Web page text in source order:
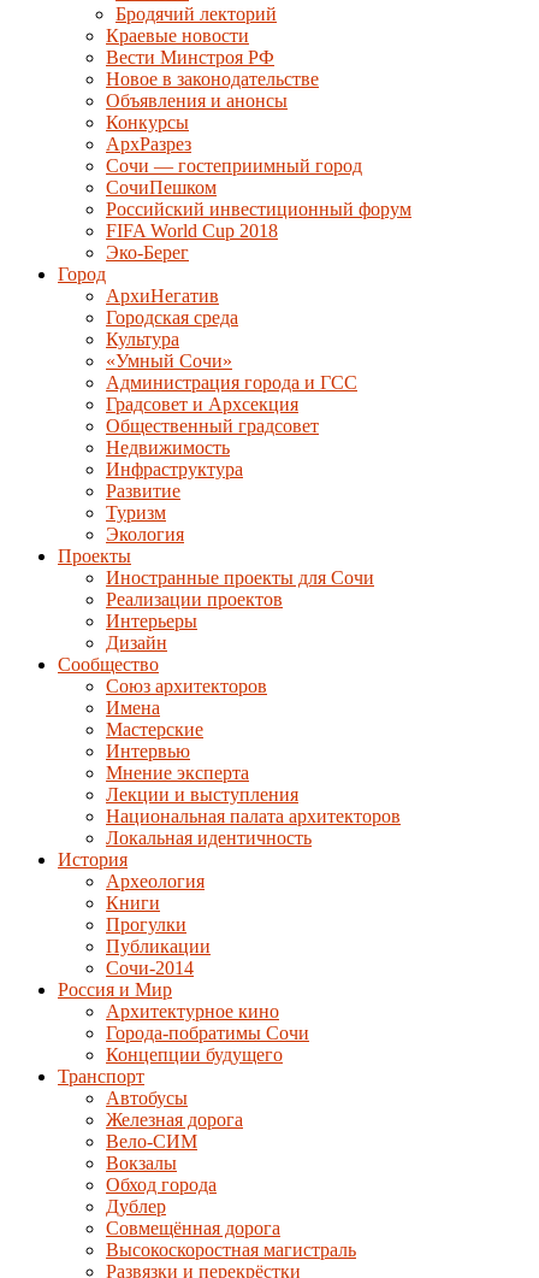
Бродячий лекторий
Краевые новости
Вести Минстроя РФ
Новое в законодательстве
Объявления и анонсы
Конкурсы
АрхРазрез
Сочи — гостеприимный город
СочиПешком
Российский инвестиционный форум
FIFA World Cup 2018
Эко-Берег
Город
АрхиНегатив
Городская среда
Культура
«Умный Сочи»
Администрация города и ГСС
Градсовет и Архсекция
Общественный градсовет
Недвижимость
Инфраструктура
Развитие
Туризм
Экология
Проекты
Иностранные проекты для Сочи
Реализации проектов
Интерьеры
Дизайн
Сообщество
Союз архитекторов
Имена
Мастерские
Интервью
Мнение эксперта
Лекции и выступления
Национальная палата архитекторов
Локальная идентичность
История
Археология
Книги
Прогулки
Публикации
Сочи-2014
Россия и Мир
Архитектурное кино
Города-побратимы Сочи
Концепции будущего
Транспорт
Автобусы
Железная дорога
Вело-СИМ
Вокзалы
Обход города
Дублер
Совмещённая дорога
Высокоскоростная магистраль
Развязки и перекрёстки